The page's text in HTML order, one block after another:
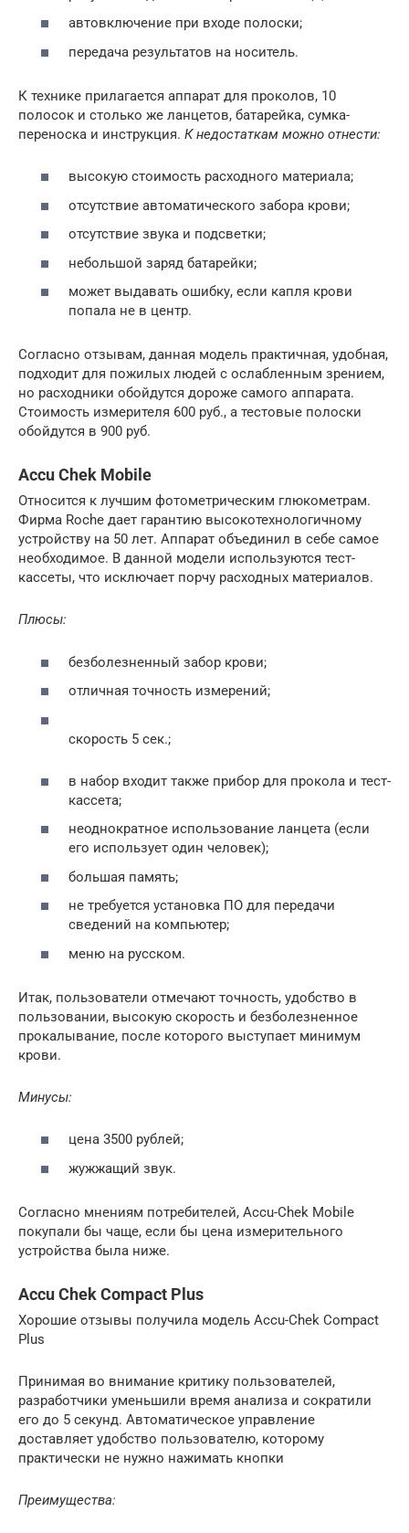
автовключение при входе полоски;
передача результатов на носитель.
К технике прилагается аппарат для проколов, 10
полосок и столько же ланцетов, батарейка, сумка-
переноска и инструкция. К недостаткам можно отнести:
высокую стоимость расходного материала;
отсутствие автоматического забора крови;
отсутствие звука и подсветки;
небольшой заряд батарейки;
может выдавать ошибку, если капля крови
попала не в центр.
Согласно отзывам, данная модель практичная, удобная,
подходит для пожилых людей с ослабленным зрением,
но расходники обойдутся дороже самого аппарата.
Стоимость измерителя 600 руб., а тестовые полоски
обойдутся в 900 руб.
Accu Chek Mobile
Относится к лучшим фотометрическим глюкометрам.
Фирма Roche дает гарантию высокотехнологичному
устройству на 50 лет. Аппарат объединил в себе самое
необходимое. В данной модели используются тест-
кассеты, что исключает порчу расходных материалов.
Плюсы:
безболезненный забор крови;
отличная точность измерений;
скорость 5 сек.;
в набор входит также прибор для прокола и тест-
кассета;
неоднократное использование ланцета (если
его использует один человек);
большая память;
не требуется установка ПО для передачи
сведений на компьютер;
меню на русском.
Итак, пользователи отмечают точность, удобство в
пользовании, высокую скорость и безболезненное
прокалывание, после которого выступает минимум
крови.
Минусы:
цена 3500 рублей;
жужжащий звук.
Согласно мнениям потребителей, Accu-Chek Mobile
покупали бы чаще, если бы цена измерительного
устройства была ниже.
Accu Chek Compact Plus
Хорошие отзывы получила модель Accu-Chek Compact
Plus
Принимая во внимание критику пользователей,
разработчики уменьшили время анализа и сократили
его до 5 секунд. Автоматическое управление
доставляет удобство пользователю, которому
практически не нужно нажимать кнопки
Преимущества: